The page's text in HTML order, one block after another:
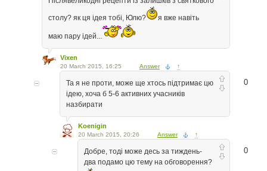
столу? як ця ідея тобі, Юлю? я вже навіть
маю пару ідей...
Vixen
20 March 2015, 16:25 Answer ↑
0
Та я не проти, може ще хтось підтримає цю
ідею, хоча б 5-6 активних учасників
назбирати
Koenigin
20 March 2015, 20:26 Answer ↑
0
Добре, тоді може десь за тиждень-
два подамо цю тему на обговорення?